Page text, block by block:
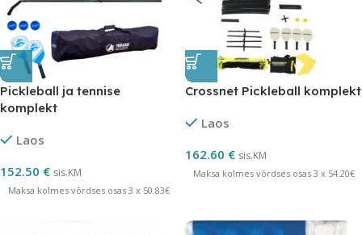
Pickleball ja tennise
komplekt
Laos
152.50 € sis.KM
Maksa kolmes võrdses osas 3 x 50.83€
Crossnet Pickleball komplekt
Laos
162.60 € sis.KM
Maksa kolmes võrdses osas 3 x 54.20€